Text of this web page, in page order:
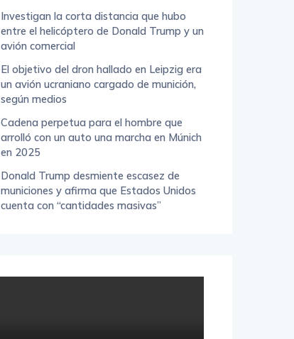
Investigan la corta distancia que hubo
entre el helicóptero de Donald Trump y un
avión comercial
El objetivo del dron hallado en Leipzig era
un avión ucraniano cargado de munición,
según medios
Cadena perpetua para el hombre que
arrolló con un auto una marcha en Múnich
en 2025
Donald Trump desmiente escasez de
municiones y afirma que Estados Unidos
cuenta con “cantidades masivas”